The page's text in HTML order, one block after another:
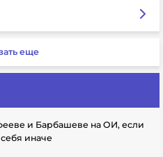
еще
и Барбашеве на ОИ, если
иначе